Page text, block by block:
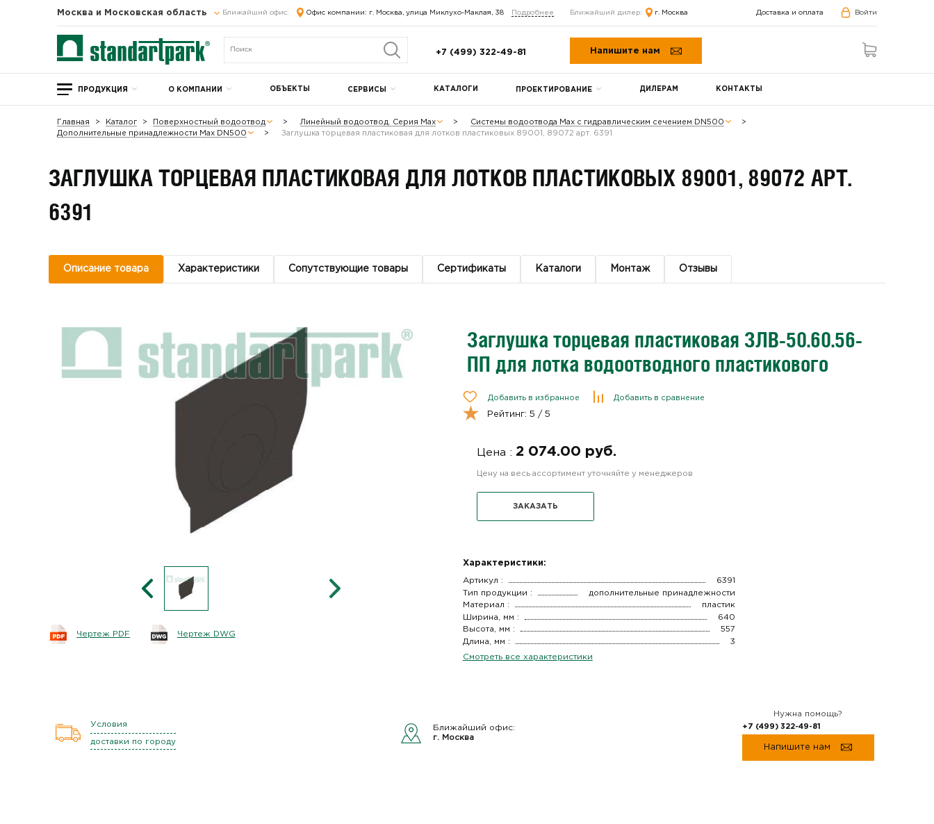
Москва и Московская область Ближайший офис: Офис компании: г. Москва, улица Миклухо-Маклая, 38 Подробнее Ближайший дилер: г. Москва Доставка и оплата Войти
+7 (499) 322-49-81 Напишите нам
ПРОДУКЦИЯ О КОМПАНИИ ОБЪЕКТЫ СЕРВИСЫ КАТАЛОГИ ПРОЕКТИРОВАНИЕ ДИЛЕРАМ КОНТАКТЫ
Главная Каталог Поверхностный водоотвод Линейный водоотвод. Серия Max
Системы водоотвода Max с гидравлическим сечением DN500
Дополнительные принадлежности Max DN500
Заглушка торцевая пластиковая для лотков пластиковых 89001, 89072 арт. 6391
ЗАГЛУШКА ТОРЦЕВАЯ ПЛАСТИКОВАЯ ДЛЯ ЛОТКОВ ПЛАСТИКОВЫХ 89001, 89072 АРТ.
6391
Описание товара Характеристики Сопутствующие товары Сертификаты Каталоги Монтаж Отзывы
Заглушка торцевая пластиковая ЗЛВ-50.60.56-
ПП для лотка водоотводного пластикового
Чертеж PDF Чертеж DWG
Добавить в избранное Добавить в сравнение
Рейтинг: 5 / 5
Цена : 2 074.00 руб.
Цену на весь ассортимент уточняйте у менеджеров
ЗАКАЗАТЬ
Характеристики:
Артикул :
6391
Тип продукции :
дополнительные принадлежности
Материал :
пластик
Ширина, мм :
640
Высота, мм :
557
Длина, мм :
3
Смотреть все характеристики
Условия
доставки по городу
Ближайший офис:
г. Москва
Нужна помощь?
+7 (499) 322-49-81
Напишите нам